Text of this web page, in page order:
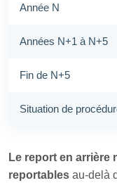
Année N
Années N+1 à N+5
Fin de N+5
Situation de
Le report en arrière
reportables au‑delà